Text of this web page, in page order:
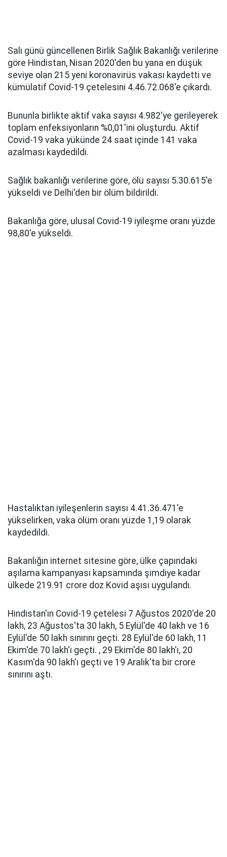
Salı günü güncellenen Birlik Sağlık Bakanlığı verilerine
göre Hindistan, Nisan 2020'den bu yana en düşük
seviye olan 215 yeni koronavirüs vakası kaydetti ve
kümülatif Covid-19 çetelesini 4.46.72.068'e çıkardı.
Bununla birlikte aktif vaka sayısı 4.982'ye gerileyerek
toplam enfeksiyonların %0,01'ini oluşturdu. Aktif
Covid-19 vaka yükünde 24 saat içinde 141 vaka
azalması kaydedildi.
Sağlık bakanlığı verilerine göre, ölü sayısı 5.30.615'e
yükseldi ve Delhi'den bir ölüm bildirildi.
Bakanlığa göre, ulusal Covid-19 iyileşme oranı yüzde
98,80'e yükseldi.
Hastalıktan iyileşenlerin sayısı 4.41.36.471'e
yükselirken, vaka ölüm oranı yüzde 1,19 olarak
kaydedildi.
Bakanlığın internet sitesine göre, ülke çapındaki
aşılama kampanyası kapsamında şimdiye kadar
ülkede 219.91 crore doz Kovid aşısı uygulandı.
Hindistan'ın Covid-19 çetelesi 7 Ağustos 2020'de 20
lakh, 23 Ağustos'ta 30 lakh, 5 Eylül'de 40 lakh ve 16
Eylül'de 50 lakh sınırını geçti. 28 Eylül'de 60 lakh, 11
Ekim'de 70 lakh'ı geçti. , 29 Ekim'de 80 lakh'ı, 20
Kasım'da 90 lakh'ı geçti ve 19 Aralık'ta bir crore
sınırını aştı.